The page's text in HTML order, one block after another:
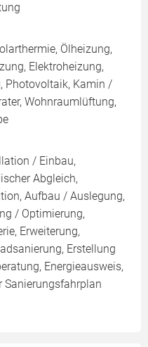
Ölheizung,
Elektroheizung,
Photovoltaik, Kamin /
Wohnraumlüftung,
/ Einbau,
Abgleich,
Aufbau / Auslegung,
/ Optimierung,
Erweiterung,
Erstellung
Energieausweis,
Sanierungsfahrplan